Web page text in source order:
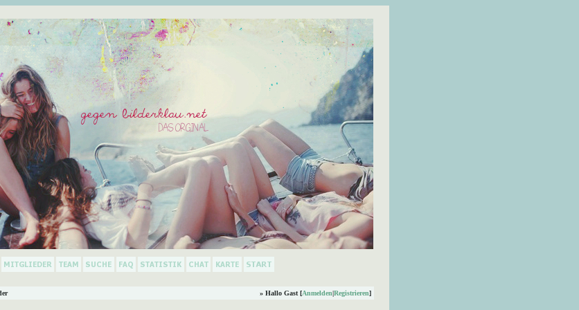
» Hallo Gast [Anmelden|Registrieren]